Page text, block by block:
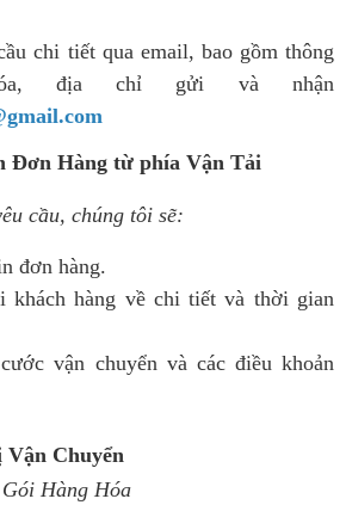
chi tiết qua email, bao gồm thông
địa chỉ gửi và nhận
Đơn Hàng từ phía Vận Tải
cầu, chúng tôi sẽ:
đơn hàng.
khách hàng về chi tiết và thời gian
vận chuyển và các điều khoản
Chuyển
Hàng Hóa